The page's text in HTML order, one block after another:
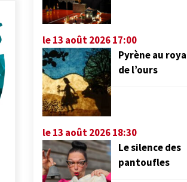
le 13 août 2026 17:00
Pyrène au
de l’ours
le 13 août 2026 18:30
Le silence des
pantoufles